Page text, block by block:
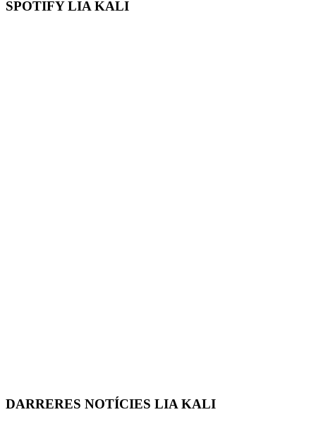
SPOTIFY LIA KALI
DARRERES NOTÍCIES LIA KALI